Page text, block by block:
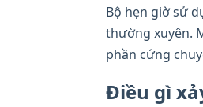
Bộ hẹn giờ sử
thường xuyên.
phần cứng
Điều gì